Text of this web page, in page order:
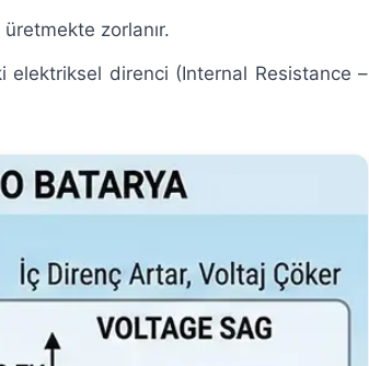
zorlanır.
elektriksel direnci (Internal Resistance –